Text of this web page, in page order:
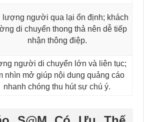
lượng người qua lại ổn định; khách
di chuyển thong thả nên dễ tiếp
nhận thông điệp.
người di chuyển lớn và liên tục;
nhìn mở giúp nội dung quảng cáo
nhanh chóng thu hút sự chú ý.